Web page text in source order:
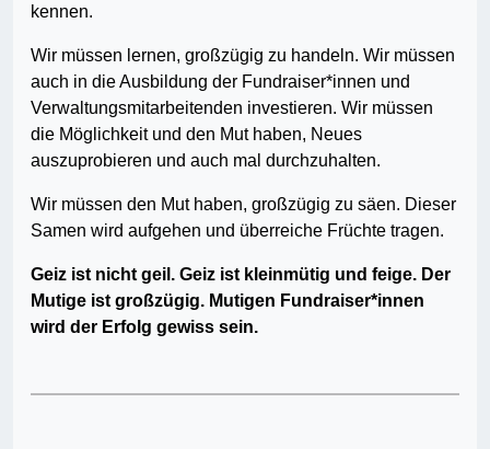
kennen.
Wir müssen lernen, großzügig zu handeln. Wir müssen
auch in die Ausbildung der Fundraiser*innen und
Verwaltungsmitarbeitenden investieren. Wir müssen
die Möglichkeit und den Mut haben, Neues
auszuprobieren und auch mal durchzuhalten.
Wir müssen den Mut haben, großzügig zu säen. Dieser
Samen wird aufgehen und überreiche Früchte tragen.
Geiz ist nicht geil. Geiz ist kleinmütig und feige. Der
Mutige ist großzügig. Mutigen Fundraiser*innen
wird der Erfolg gewiss sein.